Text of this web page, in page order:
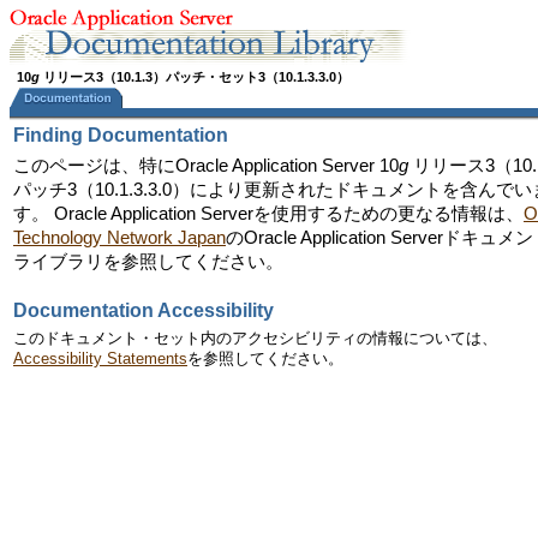
10g リリース3（10.1.3）パッチ・セット3（10.1.3.3.0）
Finding Documentation
このページは、特にOracle Application Server 10g リリース3（
パッチ3（10.1.3.3.0）により更新されたドキュメントを含んでい
す。 Oracle Application Serverを使用するための更なる情報は、
Technology Network JapanのOracle Application Serverドキュメン
ライブラリを参照してください。
Documentation Accessibility
このドキュメント・セット内のアクセシビリティの情報については、
Accessibility Statementsを参照してください。